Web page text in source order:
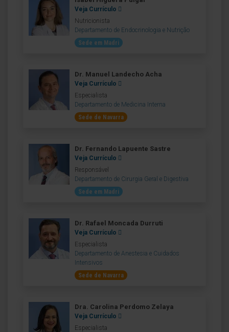
Veja Currículo
Nutricionista
Departamento de Endocrinologia e Nutrição
Sede em Madri
Dr. Manuel Landecho Acha
Veja Currículo
Especialista
Departamento de Medicina Interna
Sede de Navarra
Dr. Fernando Lapuente Sastre
Veja Currículo
Responsável
Departamento de Cirurgia Geral e Digestiva
Sede em Madri
Dr. Rafael Moncada Durruti
Veja Currículo
Especialista
Departamento de Anestesia e Cuidados
Intensivos
Sede de Navarra
Dra. Carolina Perdomo Zelaya
Veja Currículo
Especialista